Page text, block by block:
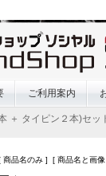
ご利用案内
＋ タイピン２本)セ
商品名のみ ] [ 商品名と画